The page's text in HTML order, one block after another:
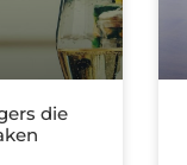
die